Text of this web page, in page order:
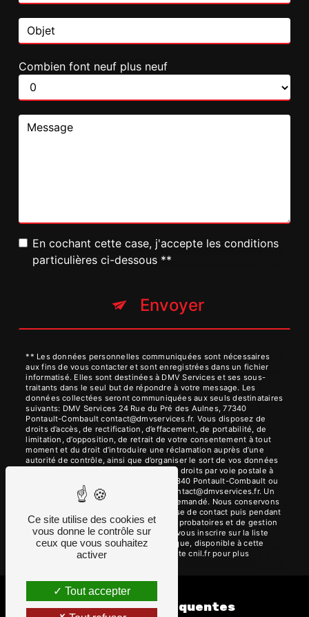
Combien font neuf plus neuf
En cochant cette case, j'accepte les conditions
particulières ci-dessous **
Envoyer
** Les données personnelles communiquées sont nécessaires
aux fins de vous contacter et sont enregistrées dans un fichier
informatisé. Elles sont destinées à DMV Services et ses sous-
traitants dans le seul but de répondre à votre message. Les
données collectées seront communiquées aux seuls destinataires
suivants: DMV Services 24 Rue du Pré des Aulnes, 77340
Pontault-Combault contact@dmvservices.fr. Vous disposez de
droits d’accès, de rectification, d’effacement, de portabilité, de
limitation, d’opposition, de retrait de votre consentement à tout
moment et du droit d’introduire une réclamation auprès d’une
autorité de contrôle, ainsi que d’organiser le sort de vos données
post-mortem. Vous pouvez exercer ces droits par voie postale à
l'adresse 24 Rue du Pré des Aulnes, 77340 Pontault-Combault ou
par courrier électronique à l'adresse contact@dmvservices.fr. Un
justificatif d'identité pourra vous être demandé. Nous conservons
vos données pendant la période de prise de contact puis pendant
la durée de prescription légale aux fins probatoires et de gestion
des contentieux. Vous avez le droit de vous inscrire sur la liste
d'opposition au démarchage téléphonique, disponible à cette
Bloctel.gouv.fr
. Consultez le site cnil.fr pour plus
Recherches fréquentes
Ce site utilise des cookies et
vous donne le contrôle sur
ceux que vous souhaitez
activer
Tout accepter